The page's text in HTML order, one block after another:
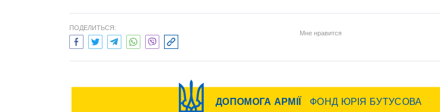
ПОДЕЛИТЬСЯ:
Мне нравится